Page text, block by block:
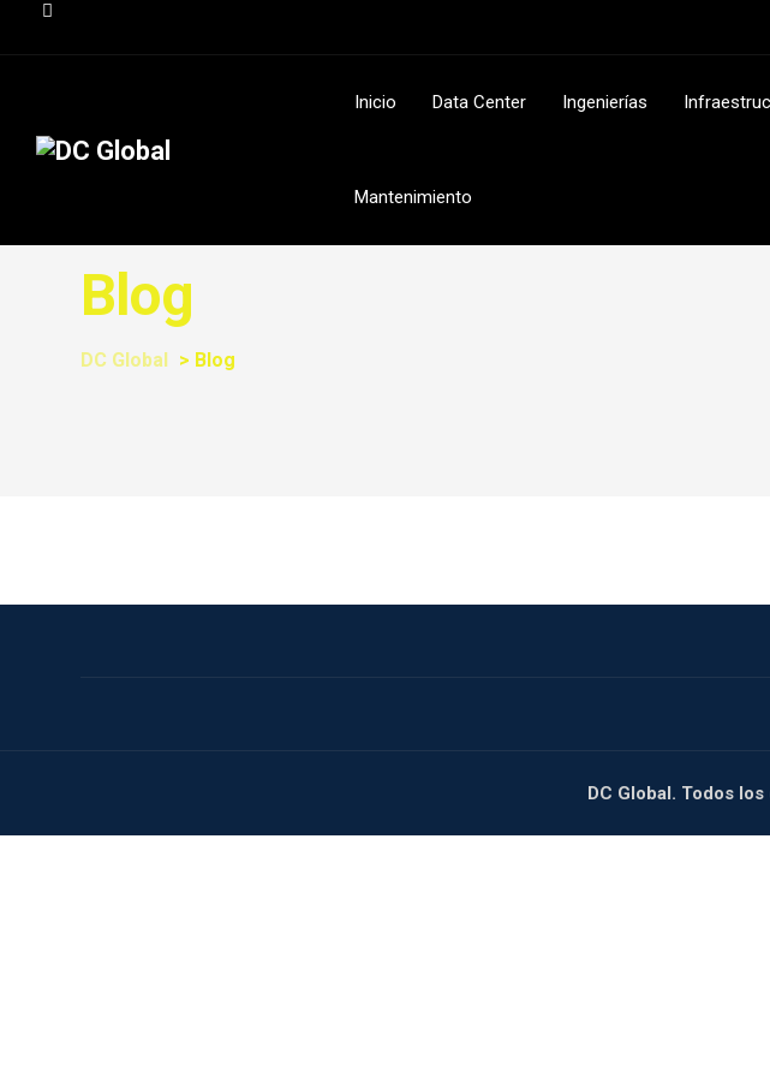
Inicio Data Center Ingenierías
Mantenimiento
Blog
DC Global > Blog
DC Global. Todos